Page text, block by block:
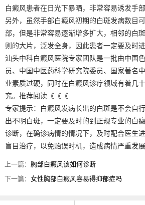
白癜风患者在日光下暴晒，非常容易诱发手部
另外，虽然手部白癜风初期的白斑发病数目
部，但是非常容易逐渐增多扩大，相邻的白
则的大片，泛发全身，因此患者一定要及时进
汕头中科白癜风医院专家团队是一批由中国
员、中国中医药科学研究院委员、国家著名
业素质过硬，同时在白癜风诊疗领域有着几
究。推荐阅读《《《
专家提示：白癜风发病长出的白斑是不会自
出不明白斑，一定要及时的到正规专业的白
诊断，在确诊病情的情况下，及时配合医生
盲目治疗，以免贻误时机，造成病情严重发
上一篇：胸部白癜风该如何诊断
下一篇：女性胸部白癜风容易得抑郁症吗